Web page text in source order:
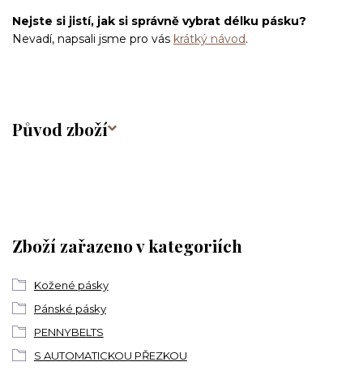
Nejste si jistí, jak si správně vybrat délku pásku?
Nevadí, napsali jsme pro vás krátký návod.
Původ zboží
Zboží zařazeno v kategoriích
Kožené pásky
Pánské pásky
PENNYBELTS
S AUTOMATICKOU PŘEZKOU